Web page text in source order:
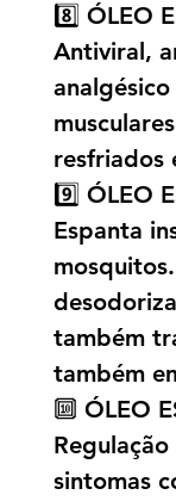
8️⃣ ÓLEO
Antiviral,
resfriados
9️⃣ ÓLEO
Espanta
também
também
🔟 ÓLEO
sintomas